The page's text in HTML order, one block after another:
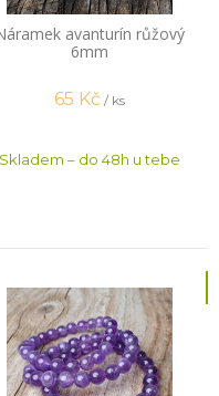
avanturín růžový
6mm
65 Kč / ks
Skladem – do 48h u tebe